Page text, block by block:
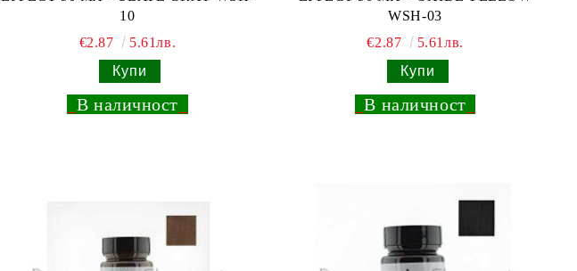
10
€2.87
5.61лв.
В наличност
WSH-03
€2.87
5.61лв.
_В наличност